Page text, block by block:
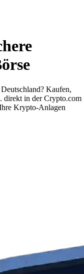
Kaufen,
direkt in der Crypto.com
Krypto-Anlagen